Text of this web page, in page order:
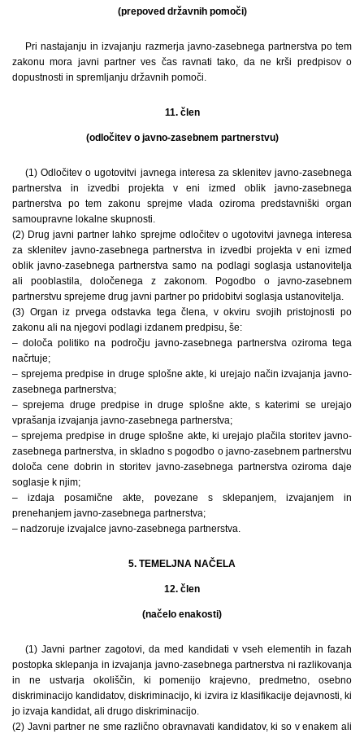
(prepoved državnih pomoči)
Pri nastajanju in izvajanju razmerja javno-zasebnega partnerstva po tem
zakonu mora javni partner ves čas ravnati tako, da ne krši predpisov o
dopustnosti in spremljanju državnih pomoči.
11. člen
(odločitev o javno-zasebnem partnerstvu)
(1) Odločitev o ugotovitvi javnega interesa za sklenitev javno-zasebnega
partnerstva in izvedbi projekta v eni izmed oblik javno-zasebnega
partnerstva po tem zakonu sprejme vlada oziroma predstavniški organ
samoupravne lokalne skupnosti.
(2) Drug javni partner lahko sprejme odločitev o ugotovitvi javnega interesa
za sklenitev javno-zasebnega partnerstva in izvedbi projekta v eni izmed
oblik javno-zasebnega partnerstva samo na podlagi soglasja ustanovitelja
ali pooblastila, določenega z zakonom. Pogodbo o javno-zasebnem
partnerstvu sprejeme drug javni partner po pridobitvi soglasja ustanovitelja.
(3) Organ iz prvega odstavka tega člena, v okviru svojih pristojnosti po
zakonu ali na njegovi podlagi izdanem predpisu, še:
– določa politiko na področju javno-zasebnega partnerstva oziroma tega
načrtuje;
– sprejema predpise in druge splošne akte, ki urejajo način izvajanja javno-
zasebnega partnerstva;
– sprejema druge predpise in druge splošne akte, s katerimi se urejajo
vprašanja izvajanja javno-zasebnega partnerstva;
– sprejema predpise in druge splošne akte, ki urejajo plačila storitev javno-
zasebnega partnerstva, in skladno s pogodbo o javno-zasebnem partnerstvu
določa cene dobrin in storitev javno-zasebnega partnerstva oziroma daje
soglasje k njim;
– izdaja posamične akte, povezane s sklepanjem, izvajanjem in
prenehanjem javno-zasebnega partnerstva;
– nadzoruje izvajalce javno-zasebnega partnerstva.
5. TEMELJNA NAČELA
12. člen
(načelo enakosti)
(1) Javni partner zagotovi, da med kandidati v vseh elementih in fazah
postopka sklepanja in izvajanja javno-zasebnega partnerstva ni razlikovanja
in ne ustvarja okoliščin, ki pomenijo krajevno, predmetno, osebno
diskriminacijo kandidatov, diskriminacijo, ki izvira iz klasifikacije dejavnosti, ki
jo izvaja kandidat, ali drugo diskriminacijo.
(2) Javni partner ne sme različno obravnavati kandidatov, ki so v enakem ali